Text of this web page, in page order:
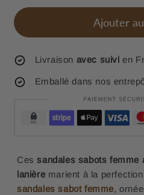
Ajouter
Livraison avec suivi en
Emballé dans nos
Cessandales sabots femme
lanière marient à la
sandales sabot femme,